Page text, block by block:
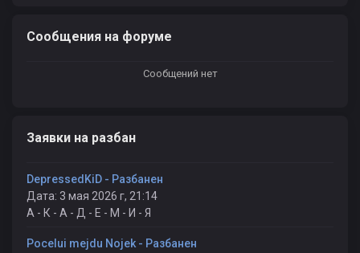
Сообщения на форуме
Сообщений нет
Заявки на разбан
DepressedKiD - Разбанен
Дата: 3 мая 2026 г, 21:14
А - К - А - Д - Е - М - И - Я
Pocelui mejdu Nojek - Разбанен